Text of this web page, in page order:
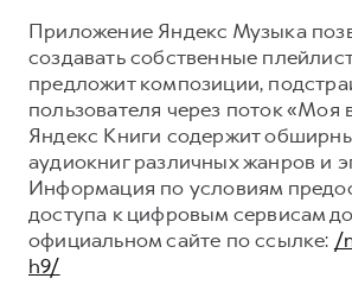
Приложение Яндекс Музыка
создавать собственные
предложит композиции,
пользователя через поток «Моя
Яндекс Книги содержит
аудиокниг различных жанров и
Информация по условиям
доступа к цифровым сервисам
официальном сайте по ссылке: /
h9/